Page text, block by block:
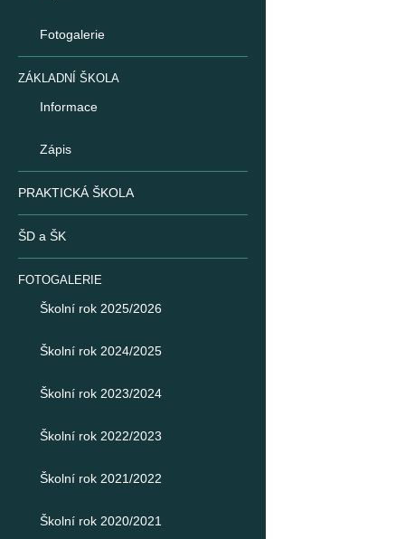
Fotogalerie
ZÁKLADNÍ ŠKOLA
Informace
Zápis
PRAKTICKÁ ŠKOLA
ŠD a ŠK
FOTOGALERIE
Školní rok 2025/2026
Školní rok 2024/2025
Školní rok 2023/2024
Školní rok 2022/2023
Školní rok 2021/2022
Školní rok 2020/2021